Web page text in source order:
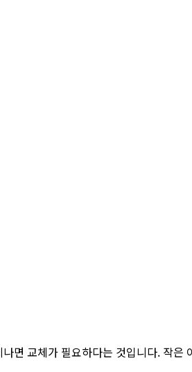
면 교체가 필요하다는 것입니다. 작은